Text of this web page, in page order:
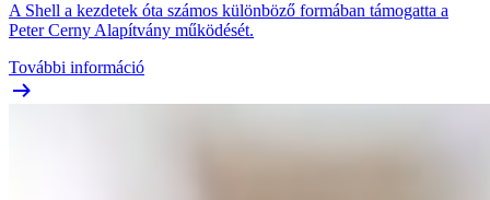
A Shell a kezdetek óta számos különböző formában támogatta a
Peter Cerny Alapítvány működését.
További információ